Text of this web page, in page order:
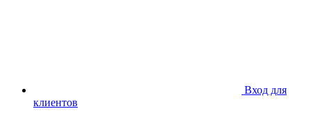
Вход для
клиентов